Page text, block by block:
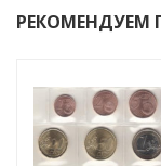
РЕКОМЕНДУЕМ